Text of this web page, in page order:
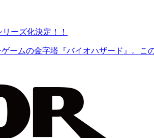
ーズ化決定！！
ームの金字塔『バイオハザード』。こ